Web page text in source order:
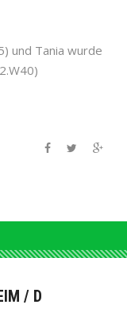
und Tania wurde
/ D